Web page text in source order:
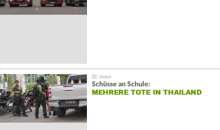
Schüsse an Schule:
MEHRERE TOTE IN THAILAND